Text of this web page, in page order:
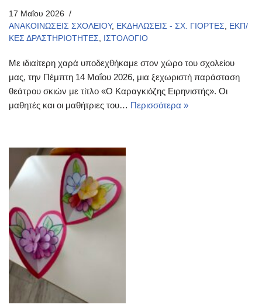
17 Μαΐου 2026
ΑΝΑΚΟΙΝΩΣΕΙΣ ΣΧΟΛΕΙΟΥ, ΕΚΔΗΛΩΣΕΙΣ - ΣΧ. ΓΙΟΡΤΕΣ
ΕΚΠ/
ΚΕΣ ΔΡΑΣΤΗΡΙΟΤΗΤΕΣ
ΙΣΤΟΛΟΓΙΟ
Με ιδιαίτερη χαρά υποδεχθήκαμε στον χώρο του σχολείου
μας, την Πέμπτη 14 Μαΐου 2026, μια ξεχωριστή παράσταση
θεάτρου σκιών με τίτλο «Ο Καραγκιόζης Ειρηνιστής». Οι
μαθητές και οι μαθήτριες του… Περισσότερα »